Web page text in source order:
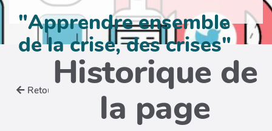
"Apprendre ensemble
de la crise, des crises"
Retour Historique de
la page